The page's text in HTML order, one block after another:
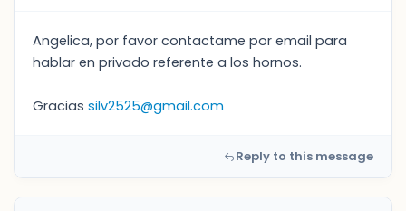
Angelica, por favor contactame por email para
hablar en privado referente a los hornos.
Gracias silv2525@gmail.com
Reply to this message